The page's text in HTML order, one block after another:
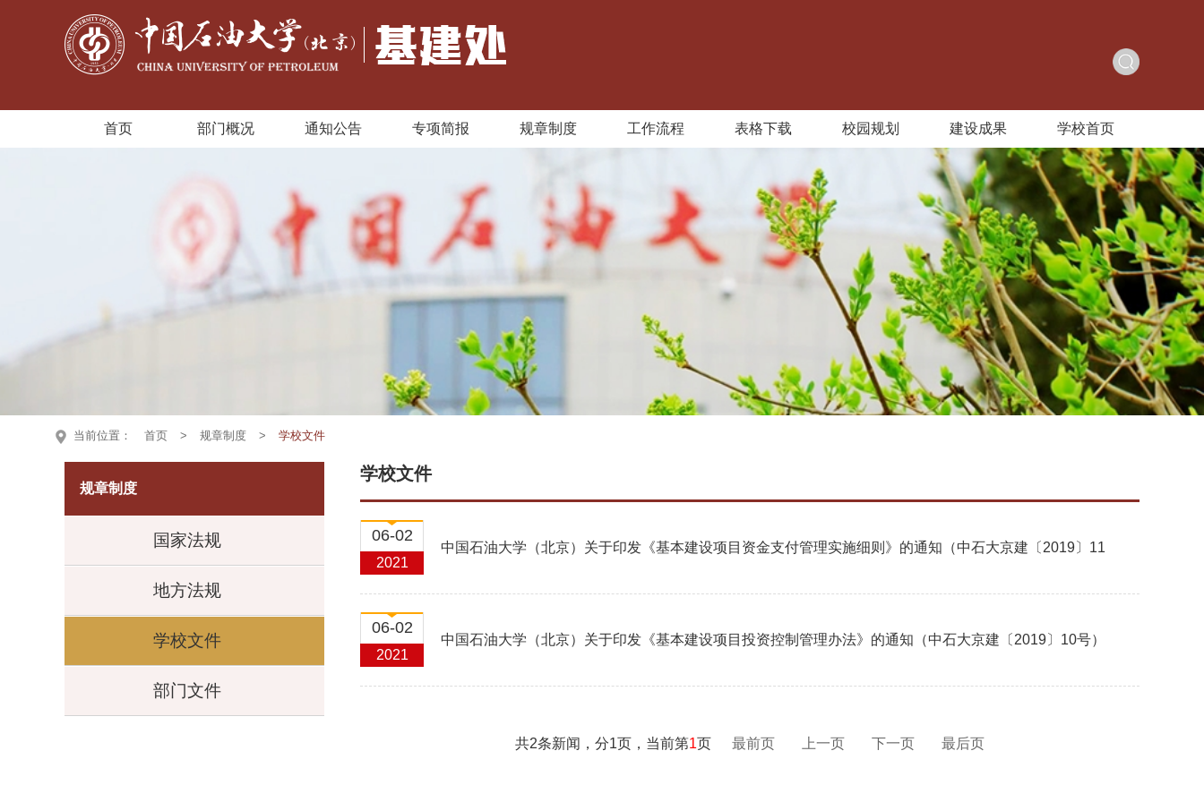
首页 部门概况 通知公告 专项简报 规章制度 工作流程 表格下载 校园规划 建设成果 学校首页
当前位置： 首页 > 规章制度 > 学校文件
规章制度
国家法规
地方法规
学校文件
部门文件
学校文件
06-02
2021
中国石油大学（北京）关于印发《基本建设项目资金支付管理实施细则》的通知（中石大京建〔2019〕11
06-02
2021
中国石油大学（北京）关于印发《基本建设项目投资控制管理办法》的通知（中石大京建〔2019〕10号）
共2条新闻，分1页，当前第1页 最前页 上一页 下一页 最后页